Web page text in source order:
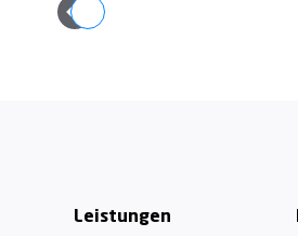
Leistungen